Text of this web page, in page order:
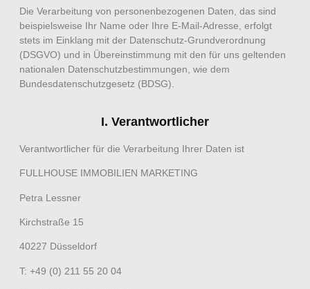
Die Verarbeitung von personenbezogenen Daten, das sind
beispielsweise Ihr Name oder Ihre E-Mail-Adresse, erfolgt
stets im Einklang mit der Datenschutz-Grundverordnung
(DSGVO) und in Übereinstimmung mit den für uns geltenden
nationalen Datenschutzbestimmungen, wie dem
Bundesdatenschutzgesetz (BDSG).
I. Verantwortlicher
Verantwortlicher für die Verarbeitung Ihrer Daten ist
FULLHOUSE IMMOBILIEN MARKETING
Petra Lessner
Kirchstraße 15
40227 Düsseldorf
T: +49 (0) 211 55 20 04